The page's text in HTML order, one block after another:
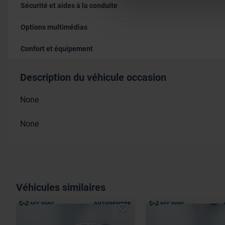
informations que vous
Sécurité et aides à la conduite
Options multimédias
Confort et équipement
Description du véhicule occasion
None
None
Véhicules similaires